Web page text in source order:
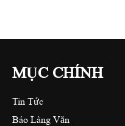
MỤC CHÍNH
Tin Tức
Báo Làng Văn